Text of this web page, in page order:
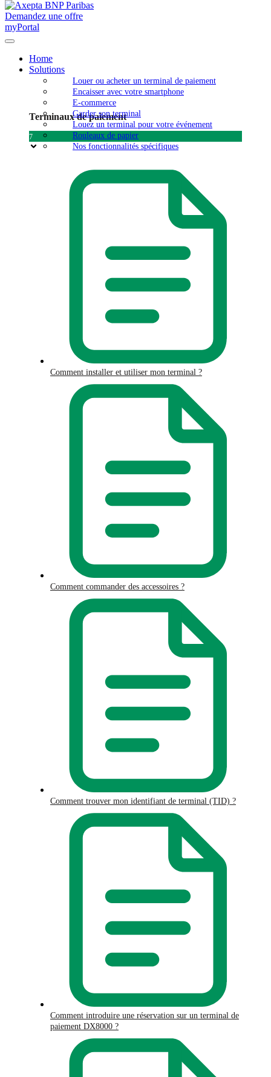
Demandez une offre
myPortal
Home
Solutions
Louer ou acheter un terminal de paiement
Encaisser avec votre smartphone
E-commerce
Garder son terminal
Louez un terminal pour votre événement
Rouleaux de papier
Nos fonctionnalités spécifiques
Terminaux de paiement
7
Comment installer et utiliser mon terminal ?
Comment commander des accessoires ?
Comment trouver mon identifiant de terminal (TID) ?
Comment introduire une réservation sur un terminal de
paiement DX8000 ?